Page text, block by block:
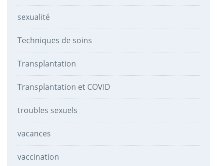
sexualité
Techniques de soins
Transplantation
Transplantation et COVID
troubles sexuels
vacances
vaccination